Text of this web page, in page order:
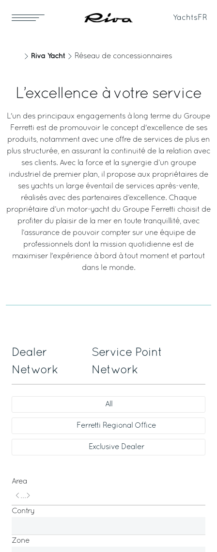
Yachts FR
Riva Yacht Réseau de concessionnaires
L’excellence à votre service
L'un des principaux engagements à long terme du Groupe
Ferretti est de promouvoir le concept d'excellence de ses
produits, notamment avec une offre de services de plus en
plus structurée, en assurant la continuité de la relation avec
ses clients. Avec la force et la synergie d’un groupe
industriel de premier plan, il propose aux propriétaires de
ses yachts un large éventail de services après-vente,
réalisés avec des partenaires d’excellence. Chaque
propriétaire d’un motor-yacht du Groupe Ferretti choisit de
profiter du plaisir de la mer en toute tranquillité, avec
l’assurance de pouvoir compter sur une équipe de
professionnels dont la mission quotidienne est de
maximiser l'expérience à bord à tout moment et partout
dans le monde.
Dealer
Network
Service Point
Network
All
Ferretti Regional Office
Exclusive Dealer
Area
Contry
Zone